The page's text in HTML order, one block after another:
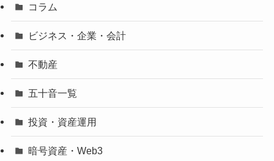
コラム
ビジネス・企業・会計
不動産
五十音一覧
投資・資産運用
暗号資産・Web3